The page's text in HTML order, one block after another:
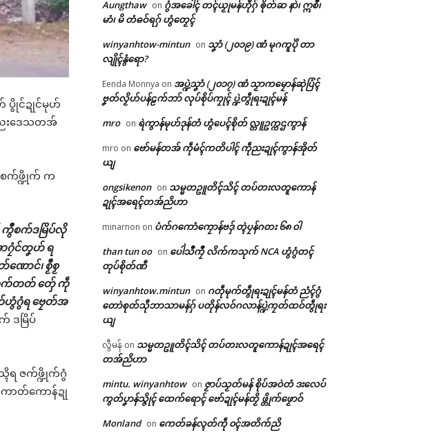
န်
ပွိုင်ဍုင်မုဟ်
းဒေသတအ်
က်ဖ္ဍိုက် က
ကွဳစက်ဒမြိပ်လို
ဂၠံင်တၞဟ် ရ
ောင်၊ စၟဳစၟ
က်တတ် တှ်ေ ကဵု
ဂွံရ ဗၠေတ်အ
ဒမြိပ်
ရ ဇက်ဖ္ဍိုက်ဂွံ
ကာတ်ကောန်ဍု
Aungthaw on ဂွံအခေါၚ် တၚ်ယၟုမန်ဟီုဂှ် ၜိုတ်ဆ နာဲ၊ ဣစဳ၊
မာံ၊ မိ တံဓဝ်ရဂှ် ဟွံတၟေၚ်
winyanhtow-mintun on သၞာံ (၂၀၁၉) ဏံ မုဂကူပိုဲ တာ
လျိုၚ်နွံရော?
Eenda Monnya on အပ္ဍဲသၞာံ (၂၀၁၇) ဏံ သၟာကမၠောန်ဆုဲပြံၚ်
ဗၞတ်လၟိဟ်ပန်ဠက်ဘာ် လုပ်စိုပ်ကၠုၚ် ပ္ဍဲတွဵုရးဍုၚ်မန်
mro on ရဲကွာန်မုဟ်ဒုန်တံ ဟွံပေၚ်စိုတ် လ္တူဥက္ကဌကွာန်
mro on ဗော်မန်တအ် ကဵုမံၚ်ကတိပါၚ် ကဵုညးဍုၚ်ကွာန်အိုတ်
ယျ
ongsikenon on သမ္မတဥူတိၚ်သိၚ် တပ်တးလတူကောန်
ဍုၚ်အရေၚ်တအ်ညိဟာ
minarnon on ပံက်ဂကောံကၠောန်ဗဒှ် တ္ၚဲပၠန်ဂတး ၆၈ ဝါ
than tun oo on ပေါဲသဳကၠဳ လိက်ကသုက် NCA ဟွံဂွံတၚ်
တုပ်စိုတ်ဏီ
winyanhtow.mintun on ဂတဵုမုက်တွဵုရးဍုၚ်မန်တံ ညံၚ်ဂွံ
တောဲစုတ်သီုဘာသာမန်ဂှ် ပတိုန်လဝ်ဂလာန်ပ္ဍဲကၠတ်ထဝ်တွဵုရး
ယျ
လွီမန် on သမ္မတဥူတိၚ်သိၚ် တပ်တးလတူကောန်ဍုၚ်အရေၚ်
တအ်ညိဟာ
mintu. winyanhtow on ဇၟာပ်သၟတ်မန် စိုပ်အဝဲတံ ဒးလေပ်
ကွတ်ပၞာန်သ္ဇိုၚ် ထေက်ရောၚ် ဗော်ဍုၚ်မန်တၟိ ဖ္တိုက်ဖၟောဝ်
Monland on ကေတ်ခန်လ္ၚတ်ကဵု ၀ၚ်အတိက်ညိ